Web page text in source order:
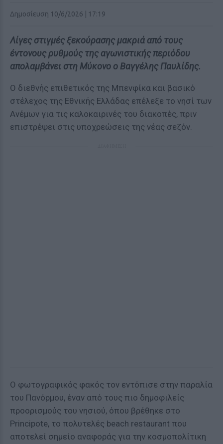
Δημοσίευση 10/6/2026 | 17:19
Λίγες στιγμές ξεκούρασης μακριά από τους
έντονους ρυθμούς της αγωνιστικής περιόδου
απολαμβάνει στη Μύκονο ο Βαγγέλης Παυλίδης.
Ο διεθνής επιθετικός της Μπενφίκα και βασικό
στέλεχος της Εθνικής Ελλάδας επέλεξε το νησί των
Ανέμων για τις καλοκαιρινές του διακοπές, πριν
επιστρέψει στις υποχρεώσεις της νέας σεζόν.
Ο φωτογραφικός φακός τον εντόπισε στην παραλία
του Πανόρμου, έναν από τους πιο δημοφιλείς
προορισμούς του νησιού, όπου βρέθηκε στο
Principote, το πολυτελές beach restaurant που
αποτελεί σημείο αναφοράς για την κοσμοπολίτικη